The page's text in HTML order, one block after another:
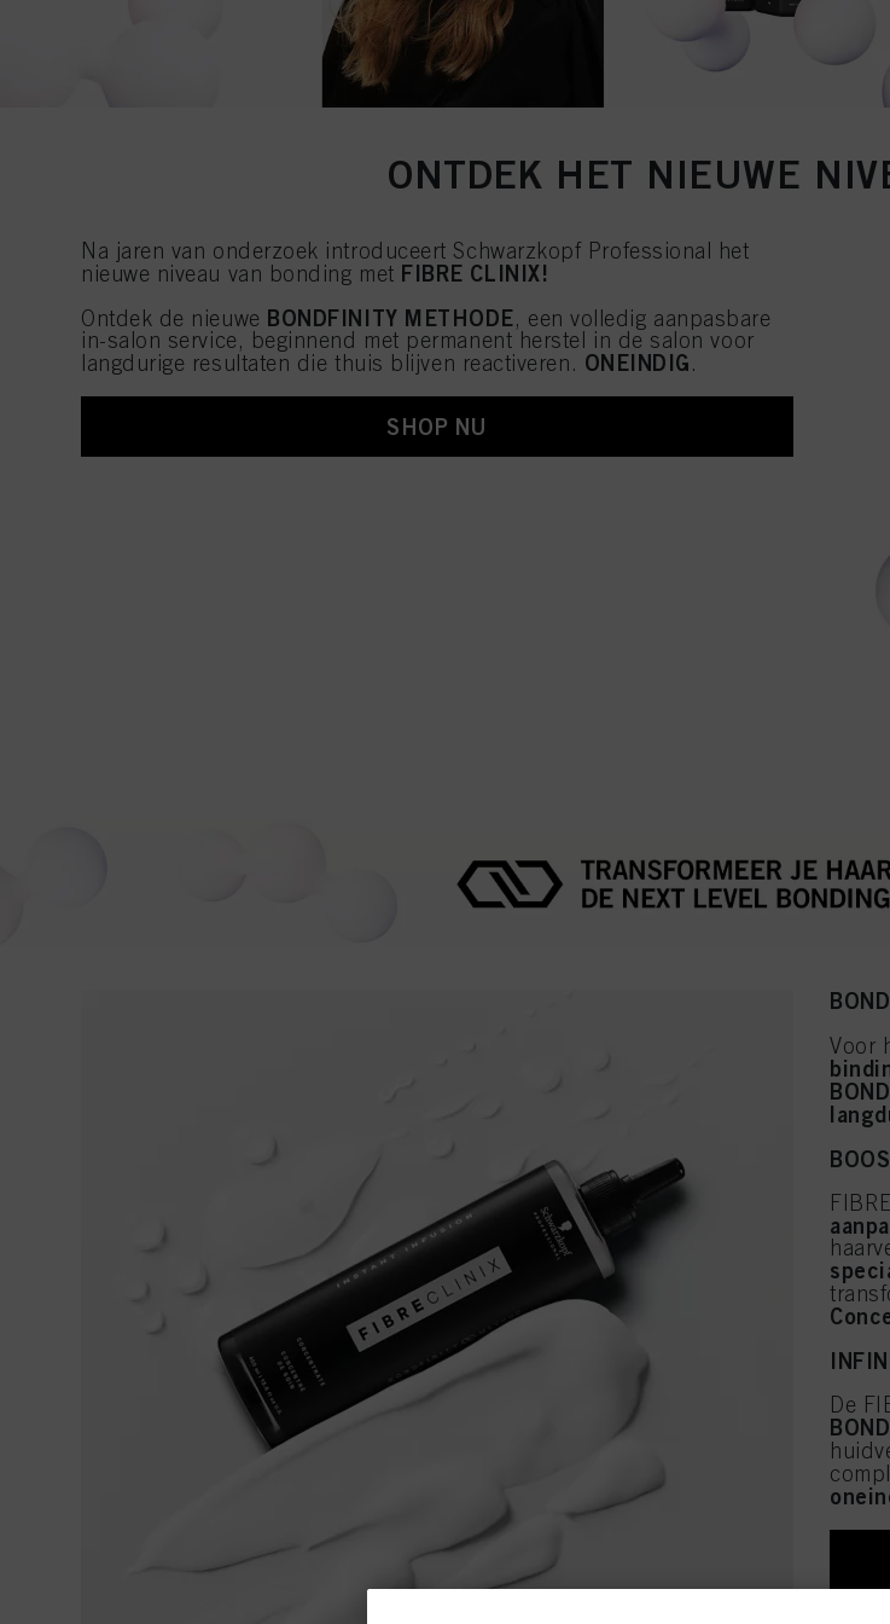
ONTDEK HET NIEUWE
Na jaren van onderzoek introduceert Schwarzkopf Professional het
nieuwe niveau van bonding met FIBRE CLINIX!
Ontdek de nieuwe BONDFINITY METHODE, een volledig aanpasbare
in-salon service, beginnend met permanent herstel in de salon voor
langdurige resultaten die thuis blijven reactiveren. ONEINDIG.
SHOP NU
Voor
De